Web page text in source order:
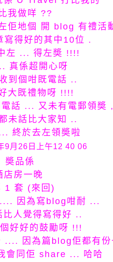
我做咩 ??
佢地個 開 blog 有禮活
寫得好的其中10位 .
左 ... 得左奬 !!!!
真係超開心呀
到個咁既電話 ..
大既禮物呀 !!!!
話 ... 又未有電郵領奬 ,
未話比大家知 ..
終於去左領奬啦
奬品係
店房一晚
1 套 (來回)
因為寫blog咁耐 ...
比人覺得寫得好 ..
好好的鼓勵呀 !!!
.... 因為篇blog佢都有
會同佢 share ... 哈哈